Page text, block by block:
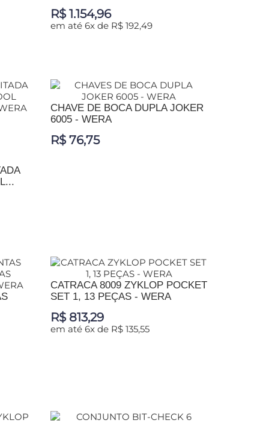
R$ 1.154,96
em até 6x de R$ 192,49
CHAVE DE BOCA DUPLA JOKER
6005 - WERA
R$ 76,75
CATRACA 8009 ZYKLOP POCKET
SET 1, 13 PEÇAS - WERA
R$ 813,29
em até 6x de R$ 135,55